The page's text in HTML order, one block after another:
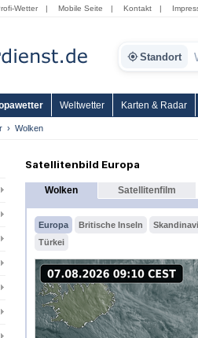
Wetter | Mobile Seite | Kontakt |
Standort
Weltwetter Karten & Radar
Wolken
Satellitenbild Europa
Wolken Satellitenfilm
Europa Britische Inseln
Türkei